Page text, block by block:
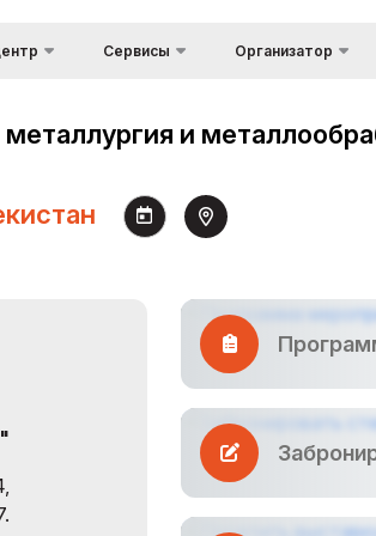
Сервисы
Доставка груза и
Официальный Тур
Оператор
Организатор
Kонтакты
и